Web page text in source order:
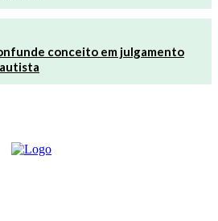
conceito em julgamento